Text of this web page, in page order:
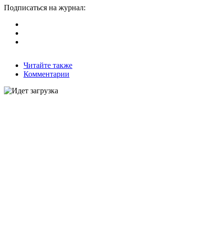
Подписаться на журнал:
Читайте также
Комментарии